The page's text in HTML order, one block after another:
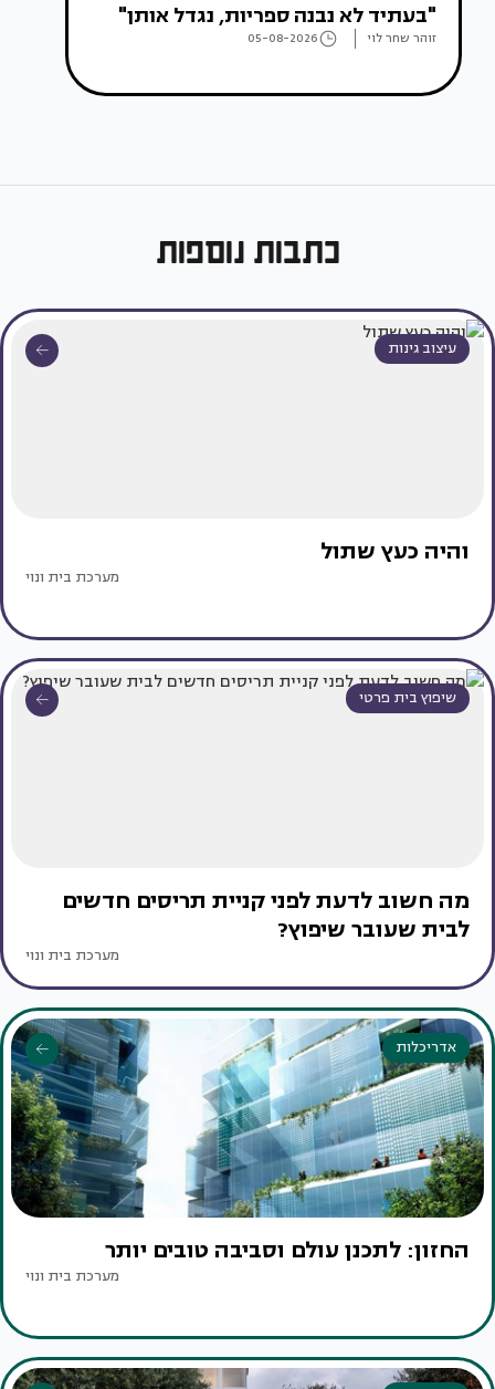
"בעתיד לא נבנה ספריות, נגדל אותן"
זוהר שחר לוי 05-08-2026
כתבות נוספות
עיצוב גינות
והיה כעץ שתול
מערכת בית ונוי
שיפוץ בית פרטי
מה חשוב לדעת לפני קניית תריסים חדשים
לבית שעובר שיפוץ?
מערכת בית ונוי
אדריכלות
החזון: לתכנן עולם וסביבה טובים יותר
מערכת בית ונוי